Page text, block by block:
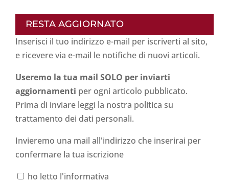
RESTA AGGIORNATO
Inserisci il tuo indirizzo e-mail per iscriverti al sito,
e ricevere via e-mail le notifiche di nuovi articoli.
Useremo la tua mail SOLO per inviarti
aggiornamenti per ogni articolo pubblicato.
Prima di inviare leggi la nostra politica su
trattamento dei dati personali.
Invieremo una mail all'indirizzo che inserirai per
confermare la tua iscrizione
ho letto l'informativa